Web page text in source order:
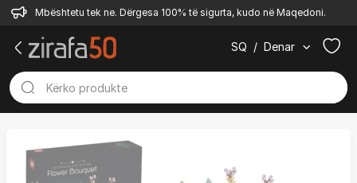
Mbështetu tek ne. Dërgesa 100% të sigurta, kudo në Maqedoni.
SQ / Denar